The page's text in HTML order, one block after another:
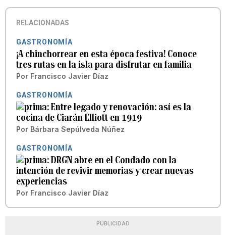
RELACIONADAS
GASTRONOMÍA
¡A chinchorrear en esta época festiva! Conoce
tres rutas en la isla para disfrutar en familia
Por Francisco Javier Díaz
GASTRONOMÍA
Entre legado y renovación: así es la
cocina de Ciarán Elliott en 1919
Por Bárbara Sepúlveda Núñez
GASTRONOMÍA
DRGN abre en el Condado con la
intención de revivir memorias y crear nuevas
experiencias
Por Francisco Javier Díaz
PUBLICIDAD